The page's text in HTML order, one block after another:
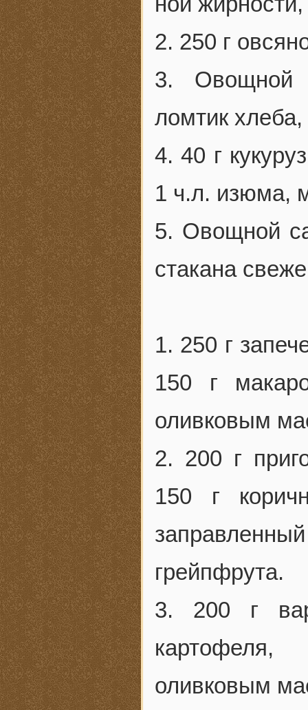
2. 250 г
3. Овощной
ломтик
4. 40 г
1 ч.л. изюма,
5. Овощной
стакана
1. 250 г
150 г
оливковым
2. 200 г
150 г
грейпфрута.
3. 200 г
оливковым